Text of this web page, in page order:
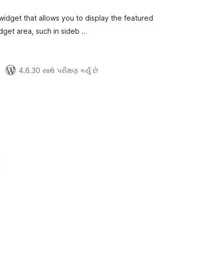
that allows you to display the featured
area, such in sideb …
4.6.30 સાથે પરીક્ષણ કર્યું છે